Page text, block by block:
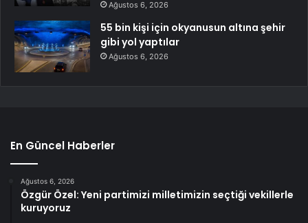
Ağustos 6, 2026
55 bin kişi için okyanusun altına şehir
gibi yol yaptılar
Ağustos 6, 2026
En Güncel Haberler
Ağustos 6, 2026
Özgür Özel: Yeni partimizi milletimizin seçtiği vekillerle
kuruyoruz